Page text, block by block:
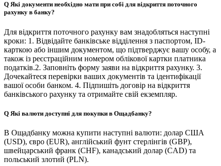
Q Які документи необхідно мати при собі для відкриття поточного
рахунку в банку?
Для відкриття поточного рахунку вам знадобляться наступні
кроки: 1. Відвідайте банківське відділення з паспортом, ID-
карткою або іншим документом, що підтверджує вашу особу, а
також із реєстраційним номером облікової картки платника
податків.2. Заповніть форму заяви на відкриття рахунку. 3.
Дочекайтеся перевірки ваших документів та ідентифікації
вашої особи банком. 4. Підпишіть договір на відкриття
банківського рахунку та отримайте свій екземпляр.
Q Які валюти доступні для покупки в Ощадбанку?
В Ощадбанку можна купити наступні валюти: долар США
(USD), євро (EUR), англійський фунт стерлінгів (GBP),
швейцарський франк (CHF), канадський долар (CAD) та
польський злотий (PLN).